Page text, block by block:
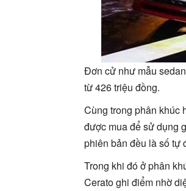
Đơn cử như mẫu
từ 426 triệu đồng.
Cùng trong phân khúc
được mua để sử dụng
phiên bản đều là số tự
Trong khi đó ở phân
Cerato ghi điểm nhờ